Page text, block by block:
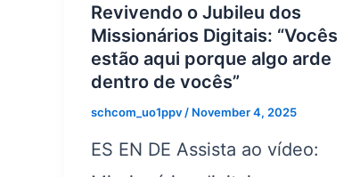
Revivendo o Jubileu dos
Missionários Digitais: “Vocês
estão aqui porque algo arde
dentro de vocês”
schcom_uo1ppv / November 4, 2025
ES EN DE Assista ao vídeo: